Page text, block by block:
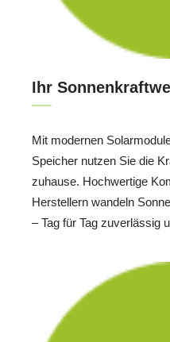
Ihr
Mit modernen
Speicher nutzen Sie die
zuhause. Hochwertige
Herstellern wandeln
– Tag für Tag zuverlässig